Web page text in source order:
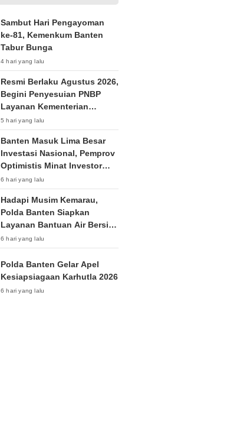
Sambut Hari Pengayoman
ke-81, Kemenkum Banten
Tabur Bunga
4 hari yang lalu
Resmi Berlaku Agustus 2026,
Begini Penyesuian PNBP
Layanan Kementerian
Hukum
5 hari yang lalu
Banten Masuk Lima Besar
Investasi Nasional, Pemprov
Optimistis Minat Investor
Terus Tumbuh
6 hari yang lalu
Hadapi Musim Kemarau,
Polda Banten Siapkan
Layanan Bantuan Air Bersih
Melalui 110
6 hari yang lalu
Polda Banten Gelar Apel
Kesiapsiagaan Karhutla 2026
6 hari yang lalu